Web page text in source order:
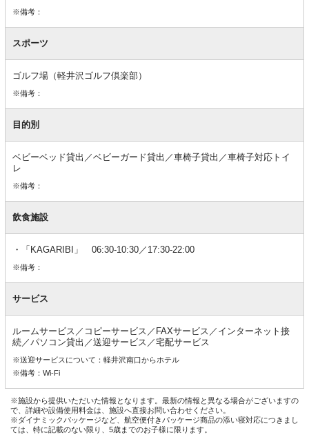
※備考：
スポーツ
ゴルフ場（軽井沢ゴルフ倶楽部）
※備考：
目的別
ベビーベッド貸出／ベビーガード貸出／車椅子貸出／車椅子対応トイ
レ
※備考：
飲食施設
「KAGARIBI」 06:30-10:30／17:30-22:00
※備考：
サービス
ルームサービス／コピーサービス／FAXサービス／インターネット接
続／パソコン貸出／送迎サービス／宅配サービス
※送迎サービスについて：軽井沢南口からホテル
※備考：Wi-Fi
※施設から提供いただいた情報となります。最新の情報と異なる場合がございますの
で、詳細や設備使用料金は、施設へ直接お問い合わせください。
※ダイナミックパッケージなど、航空便付きパッケージ商品の添い寝対応につきまし
ては、特に記載のない限り、5歳までのお子様に限ります。